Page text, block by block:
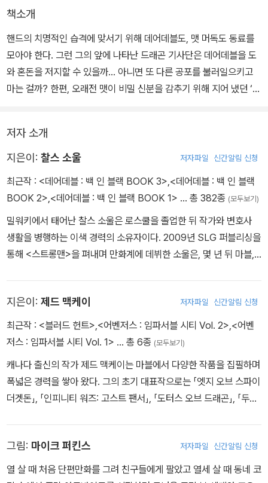
책소개
핸드의 치명적인 습격에 맞서기 위해 데어데블도, 맷 머독도 동료를
모아야 한다. 그런 그의 앞에 나타난 드래곤 기사단은 데어데블을 도
와 혼돈을 저지할 수 있을까… 아니면 또 다른 공포를 불러일으키고
마는 걸까? 한편, 오래전 맷이 비밀 신분을 감추기 위해 지어 냈던 ‘쌍
라 맷 못지않은 능력과 잔머리로 자신의 꿈을 실현하려 하는데….
스크와의 최종 결전이 기다리고 있다! 과연 피스크의 제국과 그의 부
정 선거를 증명하려는 데어데블의 인생 중에 먼저 무너지는 것은 어
느 쪽일까? 그리고 헬스 키친에서 ‘두려움을 모르는 남자’가 사라져
버린다면 맷 머독의 친구, 가족, 동료, 적들은 데어데블 없는 세상을
어떻게 받아들일 것인가?
저자 소개
지은이: 찰스 소울 저자파일 신간알림 신청
최근작 : <데어데블 : 백 인 블랙 BOOK 3> <데어데블 : 백 인 블랙
BOOK 2> <데어데블 : 백 인 블랙 BOOK 1> … 총 382종 (모두보기)
밀워키에서 태어난 찰스 소울은 로스쿨을 졸업한 뒤 작가와 변호사
생활을 병행하는 이색 경력의 소유자이다. 2009년 SLG 퍼블리싱을
통해 <스트롱맨>을 펴내며 만화계에 데뷔한 소울은, 몇 년 뒤 마블,
원더 우먼>의 스토리를 맡아 호평을 얻었으며, 마블에서는 <인휴먼
>, <쉬헐크>, <울버린의 죽음> 등 다양한 시리즈를 동시에 연재하는
왕성한 창작력을 선보였다. 스타워즈 그래픽 노블에도 적극 참여하고
토리 외에도 작가 소유 시리즈인 <레터 44>를 꾸준히 써 내고 있다.
지은이: 제드 맥케이 저자파일 신간알림 신청
최근작 : <블러드 헌트> <어벤저스 : 임파서블 시티 Vol. 2> <어벤
저스 : 임파서블 시티 Vol. 1> … 총 6종 (모두보기)
캐나다 출신의 작가 제드 맥케이는 마블에서 다양한 작품을 집필하며
폭넓은 경력을 쌓아 왔다. 그의 초기 대표작으로는 「엣지 오브 스파이
더겟돈」, 「인피니티 워즈: 고스트 팬서」, 「도터스 오브 드래곤」, 「두려
데 성공했다. 「태스크마스터」 단편을 통해 한국인 히어로 ‘태극기’를,
「블랙 캣 애뉴얼」에서는 한국 히어로 팀 ‘타이거 디비전’을 탄생시키
그림: 마이크 퍼킨스 저자파일 신간알림 신청
열 살 때 처음 단편만화를 그려 친구들에게 팔았고 열세 살 때 동네 코